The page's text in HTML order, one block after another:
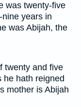
was twenty-five
years in
was Abijah, the
twenty and five
he hath reigned
mother is Abijah